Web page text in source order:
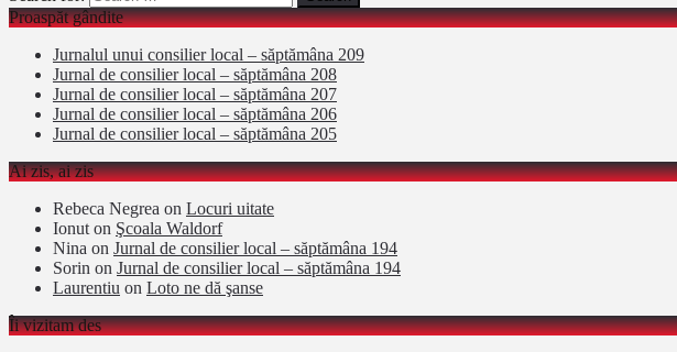
Proaspăt gândite
Jurnalul unui consilier local – săptămâna 209
Jurnal de consilier local – săptămâna 208
Jurnal de consilier local – săptămâna 207
Jurnal de consilier local – săptămâna 206
Jurnal de consilier local – săptămâna 205
Ai zis, ai zis
Rebeca Negrea on Locuri uitate
Ionuton Şcoala Waldorf
Nina on Jurnal de consilier local – săptămâna 194
Sorin on Jurnal de consilier local – săptămâna 194
Laurentiu on Loto ne dă şanse
Îi vizitam des